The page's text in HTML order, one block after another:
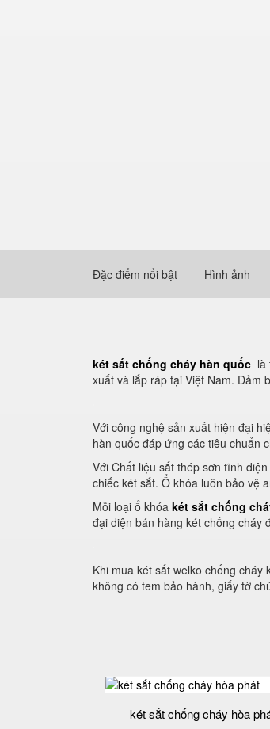
Đặc điểm nổi bật Hình ảnh
két sắt chống cháy hàn quốc là
xuất và lắp ráp tại Việt Nam. Đảm
Với công nghệ sản xuất hiện đại
hàn quốc đáp ứng các tiêu chuẩn
Với Chất liệu sắt thép sơn tĩnh
chiếc két sắt. Ổ khóa luôn bảo vệ
Mỗi loại ổ khóa két sắt chống
đại diện bán hàng két chống cháy
Khi mua két sắt welko chống
không có tem bảo hành, giấy tờ
két sắt chống cháy hòa